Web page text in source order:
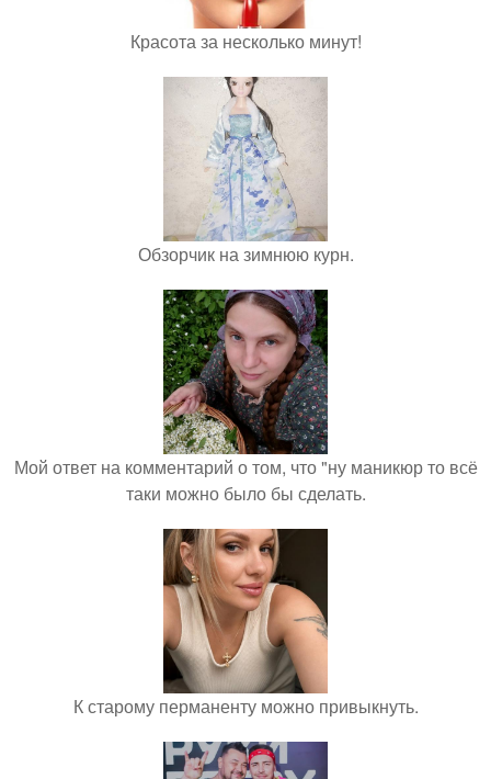
Красота за несколько минут!
Обзорчик на зимнюю курн.
Мой ответ на комментарий о том, что "ну маникюр то всё
таки можно было бы сделать.
К старому перманенту можно привыкнуть.